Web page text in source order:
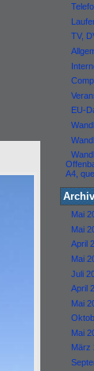
TV,
EU-
A4,
Archiv
Mai
Mai
April
Mai
Juli
April
Mai
Mai
März